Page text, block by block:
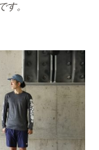
す。